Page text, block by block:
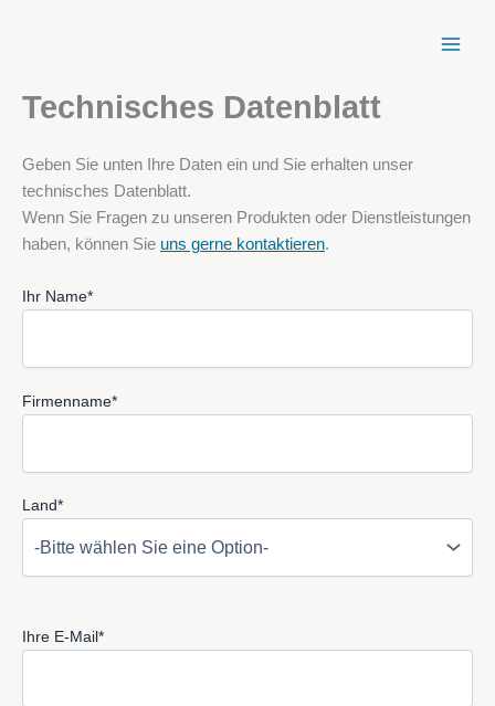
Technisches Datenblatt
Geben Sie unten Ihre Daten ein und Sie erhalten unser
technisches Datenblatt.
Wenn Sie Fragen zu unseren Produkten oder Dienstleistungen
haben, können Sie uns gerne kontaktieren.
Ihr Name*
Firmenname*
Land*
Ihre E-Mail*